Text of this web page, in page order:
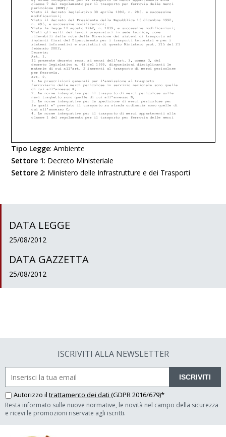
Tipo Legge:Ambiente
Settore 1: Decreto Ministeriale
Settore 2: Ministero delle Infrastrutture e dei Trasporti
DATA LEGGE
25/08/2012
DATA GAZZETTA
25/08/2012
ISCRIVITI ALLA NEWSLETTER
ISCRIVITI
Autorizzo il trattamento dei dati (GDPR 2016/679)*
Resta informato sulle nuove normative, le novità nel campo della sicurezza
e ricevi le promozioni riservate agli iscritti.